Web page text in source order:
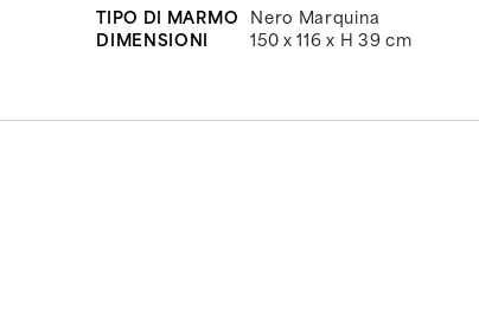
TIPO DI MARMO Nero Marquina
DIMENSIONI
150 x 116 x H 39 cm